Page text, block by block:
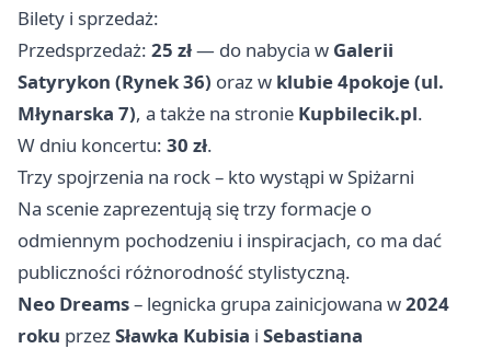
Bilety i sprzedaż:
Przedsprzedaż: 25 zł— do nabycia w Galerii
Satyrykon (Rynek 36) oraz w klubie 4pokoje (ul.
Młynarska 7), a także na stronie Kupbilecik.pl.
W dniu koncertu: 30 zł.
Trzy spojrzenia na rock – kto wystąpi w Spiżarni
Na scenie zaprezentują się trzy formacje o
odmiennym pochodzeniu i inspiracjach, co ma dać
publiczności różnorodność stylistyczną.
Neo Dreams– legnicka grupa zainicjowana w2024
roku przezSławka Kubisia i Sebastiana